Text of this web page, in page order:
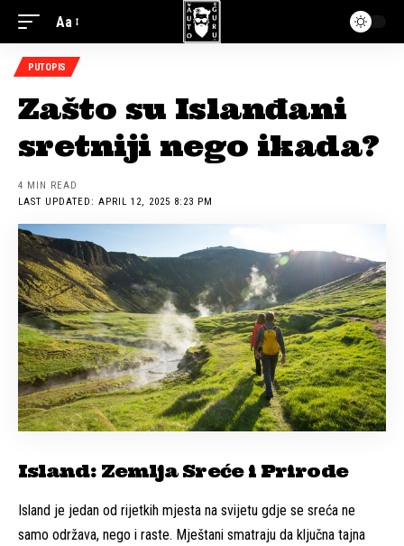
Aa
PUTOPIS
Zašto su Islanđani
sretniji nego ikada?
LAST UPDATED: APRIL 12, 2025 8:23 PM
4 MIN READ
Island: Zemlja Sreće i Prirode
Island je jedan od rijetkih mjesta na svijetu gdje se sreća ne
samo održava, nego i raste. Mještani smatraju da ključna tajna